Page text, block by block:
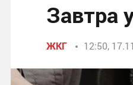
Завтра
ЖКГ 12:50,